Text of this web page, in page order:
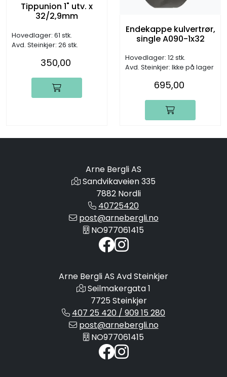
Tippunion 1" utv. x
32/2,9mm
Hovedlager: 61 stk.
Avd. Steinkjer: 26 stk.
350,00
Endekappe kulvertrør,
single A090-1x32
Hovedlager: 12 stk.
Avd. Steinkjer: Ikke på lager
695,00
Arne Bergli AS
Sandvikaveien 335
7882 Nordli
40725420
post@arnebergli.no
NO977061415
Arne Bergli AS Avd Steinkjer
Seilmakergata 1
7725 Steinkjer
407 25 420 / 909 15 280
post@arnebergli.no
NO977061415